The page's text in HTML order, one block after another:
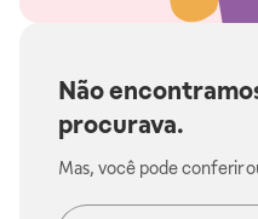
Não
procurava.
Mas, você pode conferir